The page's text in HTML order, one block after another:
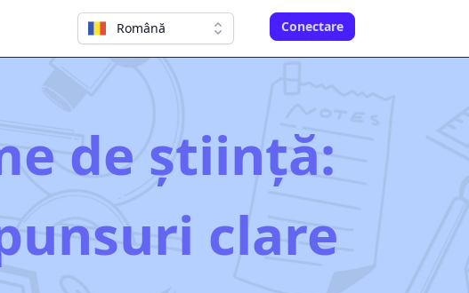
Română Conectare
de știință:
clare